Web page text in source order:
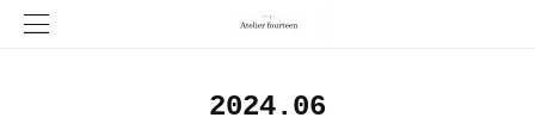
2024. 06